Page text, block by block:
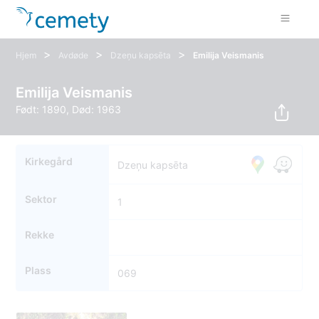
Hjem > Avdøde > Dzeņu kapsēta > Emilija Veismanis
Emilija Veismanis
Født: 1890, Død: 1963
Kirkegård Dzeņu kapsēta
Sektor 1
Rekke
Plass 069